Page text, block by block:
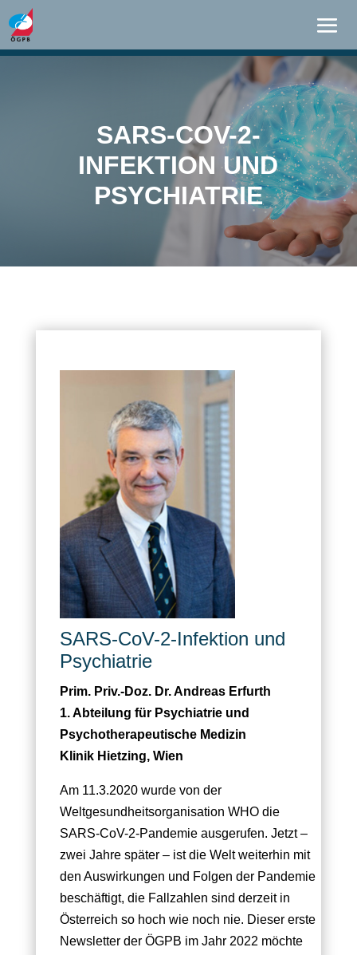
SARS-COV-2-
INFEKTION UND
PSYCHIATRIE
SARS-CoV-2-Infektion und
Psychiatrie
Prim. Priv.-Doz. Dr. Andreas Erfurth
1. Abteilung für Psychiatrie und
Psychotherapeutische Medizin
Klinik Hietzing, Wien
Am 11.3.2020 wurde von der
Weltgesundheitsorganisation WHO die
SARS-CoV-2-Pandemie ausgerufen. Jetzt –
zwei Jahre später – ist die Welt weiterhin mit
den Auswirkungen und Folgen der Pandemie
beschäftigt, die Fallzahlen sind derzeit in
Österreich so hoch wie noch nie. Dieser erste
Newsletter der ÖGPB im Jahr 2022 möchte